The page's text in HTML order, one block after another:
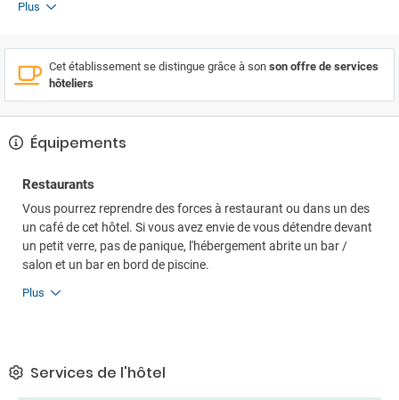
Plus
Cet établissement se distingue grâce à son son offre de services
hôteliers
Équipements
Restaurants
Vous pourrez reprendre des forces à restaurant ou dans un des
un café de cet hôtel. Si vous avez envie de vous détendre devant
un petit verre, pas de panique, l'hébergement abrite un bar /
salon et un bar en bord de piscine.
Plus
Services de l'hôtel